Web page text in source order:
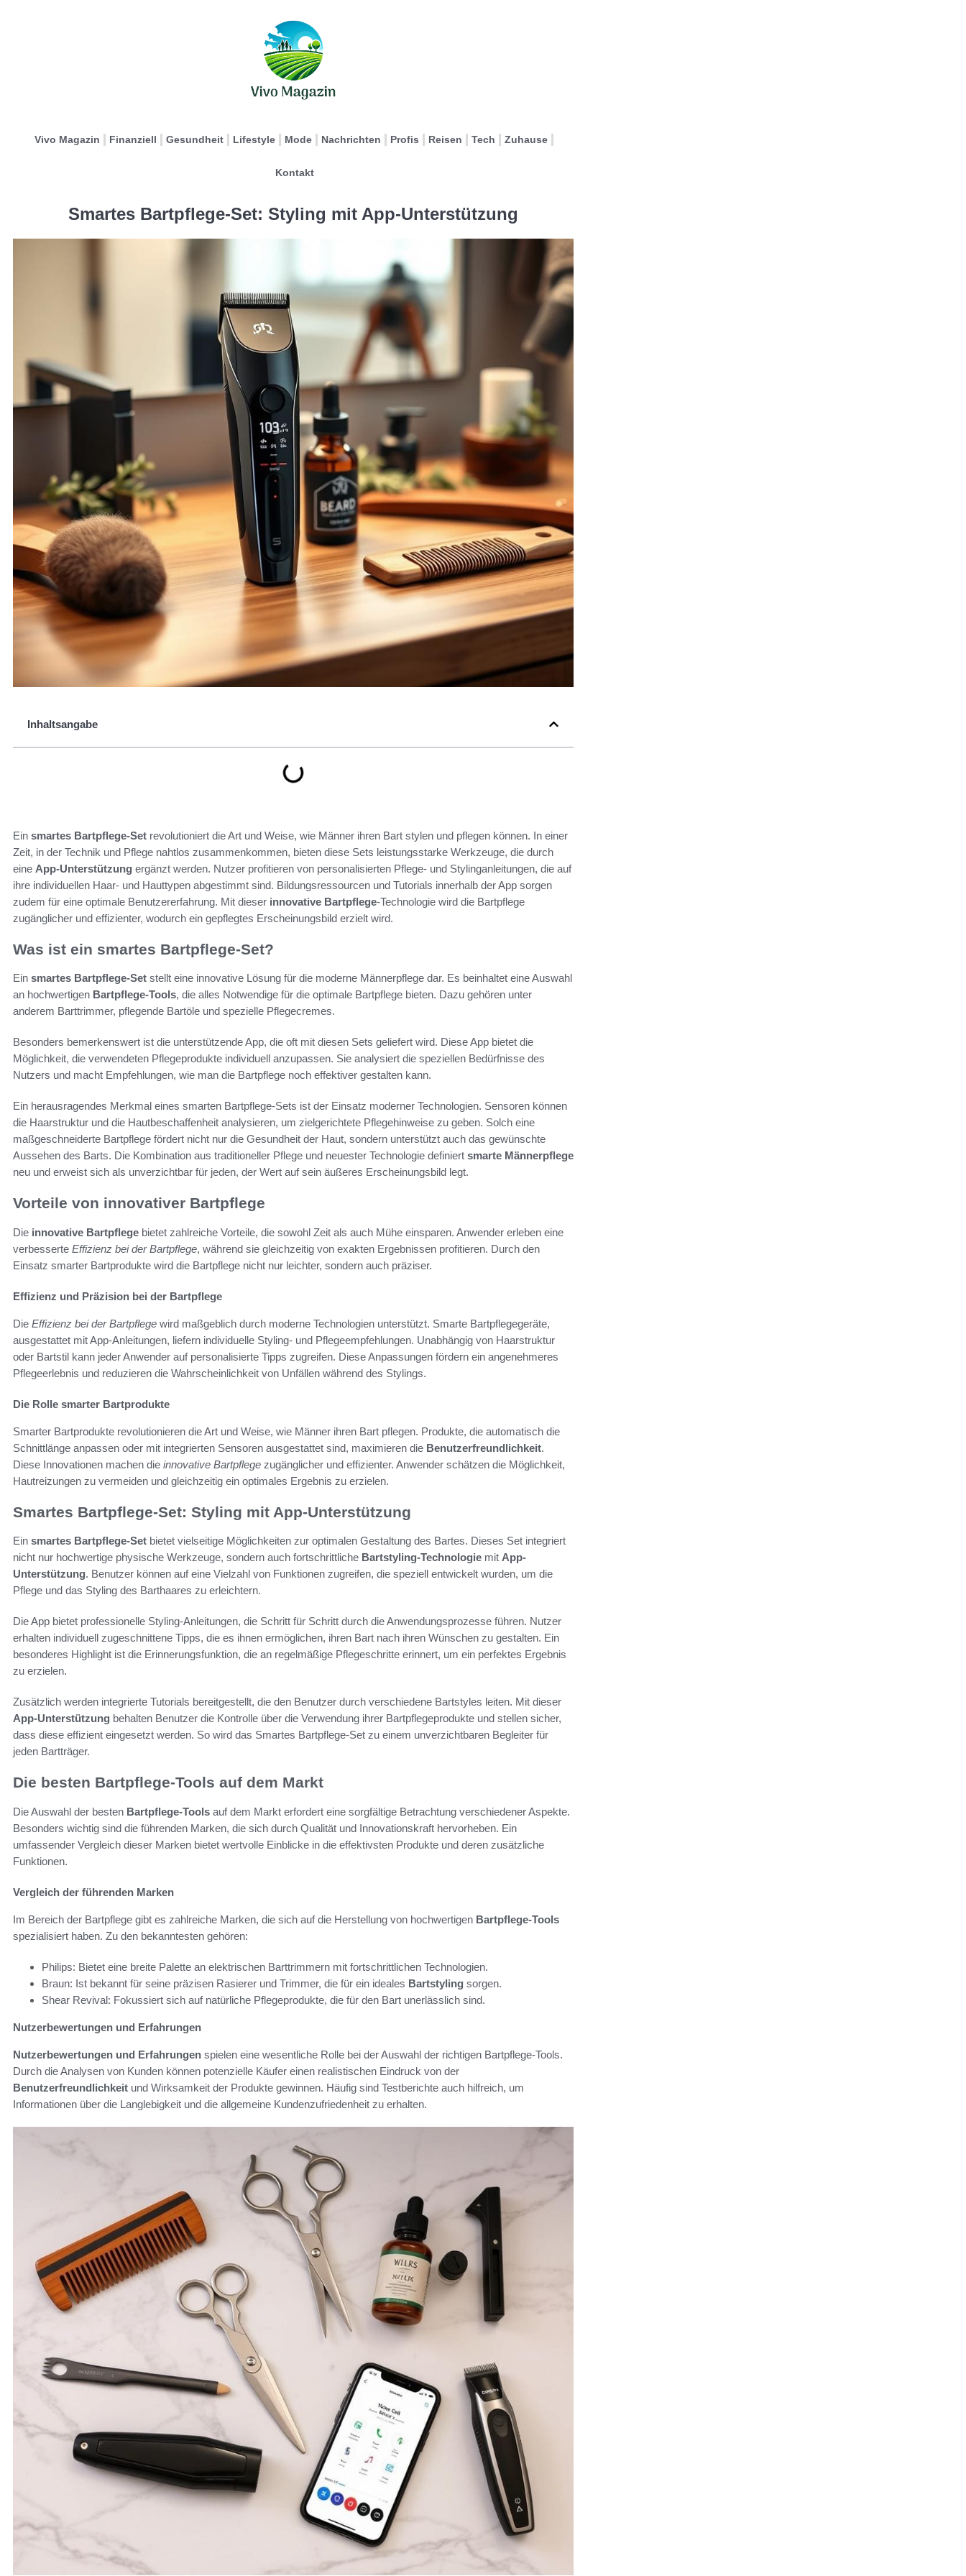
Vivo Magazin Finanziell Gesundheit Lifestyle Mode Nachrichten Profis Reisen Tech Zuhause
Kontakt
Smartes Bartpflege-Set: Styling mit App-Unterstützung
Inhaltsangabe
Ein smartes Bartpflege-Set revolutioniert die Art und Weise, wie Männer ihren Bart stylen und pflegen können. In einer
Zeit, in der Technik und Pflege nahtlos zusammenkommen, bieten diese Sets leistungsstarke Werkzeuge, die durch
eine App-Unterstützung ergänzt werden. Nutzer profitieren von personalisierten Pflege- und Stylinganleitungen, die auf
ihre individuellen Haar- und Hauttypen abgestimmt sind. Bildungsressourcen und Tutorials innerhalb der App sorgen
zudem für eine optimale Benutzererfahrung. Mit dieser innovative Bartpflege-Technologie wird die Bartpflege
zugänglicher und effizienter, wodurch ein gepflegtes Erscheinungsbild erzielt wird.
Was ist ein smartes Bartpflege-Set?
Ein smartes Bartpflege-Set stellt eine innovative Lösung für die moderne Männerpflege dar. Es beinhaltet eine Auswahl
an hochwertigen Bartpflege-Tools, die alles Notwendige für die optimale Bartpflege bieten. Dazu gehören unter
anderem Barttrimmer, pflegende Bartöle und spezielle Pflegecremes.
Besonders bemerkenswert ist die unterstützende App, die oft mit diesen Sets geliefert wird. Diese App bietet die
Möglichkeit, die verwendeten Pflegeprodukte individuell anzupassen. Sie analysiert die speziellen Bedürfnisse des
Nutzers und macht Empfehlungen, wie man die Bartpflege noch effektiver gestalten kann.
Ein herausragendes Merkmal eines smarten Bartpflege-Sets ist der Einsatz moderner Technologien. Sensoren können
die Haarstruktur und die Hautbeschaffenheit analysieren, um zielgerichtete Pflegehinweise zu geben. Solch eine
maßgeschneiderte Bartpflege fördert nicht nur die Gesundheit der Haut, sondern unterstützt auch das gewünschte
Aussehen des Barts. Die Kombination aus traditioneller Pflege und neuester Technologie definiert smarte Männerpflege
neu und erweist sich als unverzichtbar für jeden, der Wert auf sein äußeres Erscheinungsbild legt.
Vorteile von innovativer Bartpflege
Die innovative Bartpflege bietet zahlreiche Vorteile, die sowohl Zeit als auch Mühe einsparen. Anwender erleben eine
verbesserte Effizienz bei der Bartpflege, während sie gleichzeitig von exakten Ergebnissen profitieren. Durch den
Einsatz smarter Bartprodukte wird die Bartpflege nicht nur leichter, sondern auch präziser.
Effizienz und Präzision bei der Bartpflege
Die Effizienz bei der Bartpflege wird maßgeblich durch moderne Technologien unterstützt. Smarte Bartpflegegeräte,
ausgestattet mit App-Anleitungen, liefern individuelle Styling- und Pflegeempfehlungen. Unabhängig von Haarstruktur
oder Bartstil kann jeder Anwender auf personalisierte Tipps zugreifen. Diese Anpassungen fördern ein angenehmeres
Pflegeerlebnis und reduzieren die Wahrscheinlichkeit von Unfällen während des Stylings.
Die Rolle smarter Bartprodukte
Smarter Bartprodukte revolutionieren die Art und Weise, wie Männer ihren Bart pflegen. Produkte, die automatisch die
Schnittlänge anpassen oder mit integrierten Sensoren ausgestattet sind, maximieren die Benutzerfreundlichkeit.
Diese Innovationen machen die innovative Bartpflege zugänglicher und effizienter. Anwender schätzen die Möglichkeit,
Hautreizungen zu vermeiden und gleichzeitig ein optimales Ergebnis zu erzielen.
Smartes Bartpflege-Set: Styling mit App-Unterstützung
Ein smartes Bartpflege-Set bietet vielseitige Möglichkeiten zur optimalen Gestaltung des Bartes. Dieses Set integriert
nicht nur hochwertige physische Werkzeuge, sondern auch fortschrittliche Bartstyling-Technologie mit App-
Unterstützung. Benutzer können auf eine Vielzahl von Funktionen zugreifen, die speziell entwickelt wurden, um die
Pflege und das Styling des Barthaares zu erleichtern.
Die App bietet professionelle Styling-Anleitungen, die Schritt für Schritt durch die Anwendungsprozesse führen. Nutzer
erhalten individuell zugeschnittene Tipps, die es ihnen ermöglichen, ihren Bart nach ihren Wünschen zu gestalten. Ein
besonderes Highlight ist die Erinnerungsfunktion, die an regelmäßige Pflegeschritte erinnert, um ein perfektes Ergebnis
zu erzielen.
Zusätzlich werden integrierte Tutorials bereitgestellt, die den Benutzer durch verschiedene Bartstyles leiten. Mit dieser
App-Unterstützung behalten Benutzer die Kontrolle über die Verwendung ihrer Bartpflegeprodukte und stellen sicher,
dass diese effizient eingesetzt werden. So wird das Smartes Bartpflege-Set zu einem unverzichtbaren Begleiter für
jeden Bartträger.
Die besten Bartpflege-Tools auf dem Markt
Die Auswahl der besten Bartpflege-Tools auf dem Markt erfordert eine sorgfältige Betrachtung verschiedener Aspekte.
Besonders wichtig sind die führenden Marken, die sich durch Qualität und Innovationskraft hervorheben. Ein
umfassender Vergleich dieser Marken bietet wertvolle Einblicke in die effektivsten Produkte und deren zusätzliche
Funktionen.
Vergleich der führenden Marken
Im Bereich der Bartpflege gibt es zahlreiche Marken, die sich auf die Herstellung von hochwertigen Bartpflege-Tools
spezialisiert haben. Zu den bekanntesten gehören:
Philips: Bietet eine breite Palette an elektrischen Barttrimmern mit fortschrittlichen Technologien.
Braun: Ist bekannt für seine präzisen Rasierer und Trimmer, die für ein ideales Bartstyling sorgen.
Shear Revival: Fokussiert sich auf natürliche Pflegeprodukte, die für den Bart unerlässlich sind.
Nutzerbewertungen und Erfahrungen
Nutzerbewertungen und Erfahrungen spielen eine wesentliche Rolle bei der Auswahl der richtigen Bartpflege-Tools.
Durch die Analysen von Kunden können potenzielle Käufer einen realistischen Eindruck von der
Benutzerfreundlichkeit und Wirksamkeit der Produkte gewinnen. Häufig sind Testberichte auch hilfreich, um
Informationen über die Langlebigkeit und die allgemeine Kundenzufriedenheit zu erhalten.